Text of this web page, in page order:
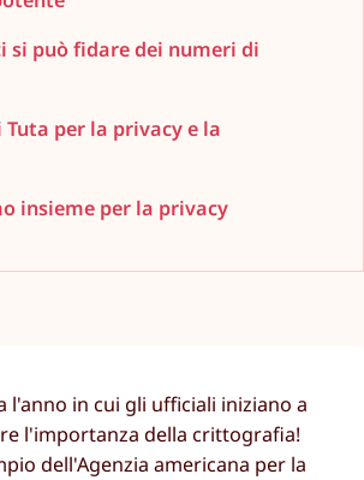
si può fidare dei numeri di
Tuta per la privacy e la
insieme per la privacy
l'anno in cui gli ufficiali iniziano a
l'importanza della crittografia!
dell'Agenzia americana per la